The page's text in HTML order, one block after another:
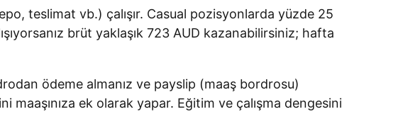
teslimat vb.) çalışır. Casual pozisyonlarda yüzde 25
brüt yaklaşık 723 AUD kazanabilirsiniz; hafta
ödeme almanız ve payslip (maaş bordrosu)
maaşınıza ek olarak yapar. Eğitim ve çalışma dengesini